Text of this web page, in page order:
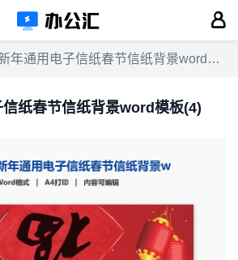
年通用电子信纸春节信纸背景word模板(4)
纸春节信纸背景word模板(4)